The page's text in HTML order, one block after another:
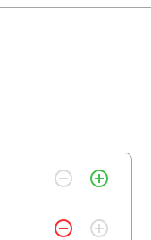
remove_circle_outline add_circle_outline
remove_circle_outline add_circle_outline